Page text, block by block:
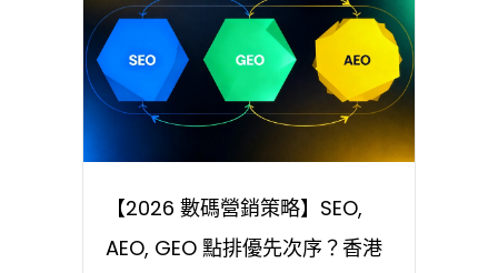
【2026 數碼營銷策略】SEO,
AEO, GEO 點排優先次序？香港